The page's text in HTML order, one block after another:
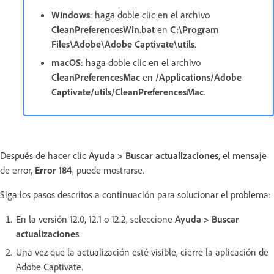
Windows: haga doble clic en el archivo
CleanPreferencesWin.bat en C:\Program
Files\Adobe\Adobe Captivate\utils.
macOS: haga doble clic en el archivo
CleanPreferencesMac en /Applications/Adobe
Captivate/utils/CleanPreferencesMac.
Después de hacer clic Ayuda > Buscar actualizaciones, el mensaje
de error, Error 184, puede mostrarse.
Siga los pasos descritos a continuación para solucionar el problema:
En la versión 12.0, 12.1 o 12.2, seleccione Ayuda > Buscar
actualizaciones.
Una vez que la actualización esté visible, cierre la aplicación de
Adobe Captivate.